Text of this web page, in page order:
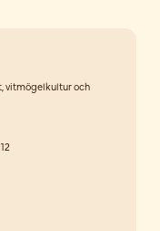
vitmögelkultur och